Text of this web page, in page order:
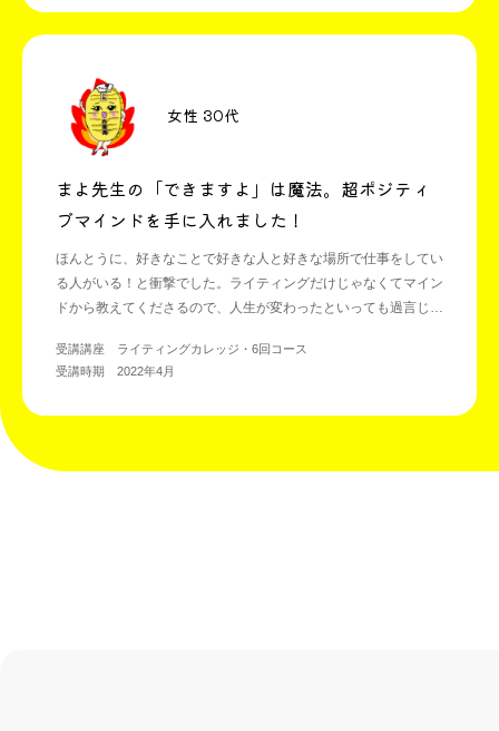
女性 30代
まよ先生の「できますよ」は魔法。超ポジティ
ブマインドを手に入れました！
ほんとうに、好きなことで好きな人と好きな場所で仕事をしてい
る人がいる！と衝撃でした。ライティングだけじゃなくてマイン
ドから教えてくださるので、人生が変わったといっても過言じゃ
受講講座 ライティングカレッジ・6回コース
受講時期 2022年4月